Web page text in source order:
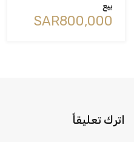
بيع
‪SAR800,000
اترك تعليقاً